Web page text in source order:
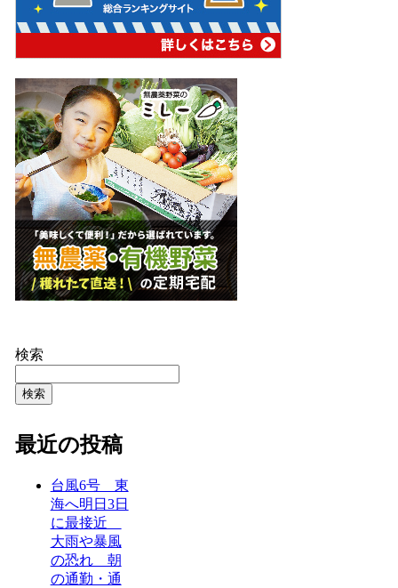
検索
検索
最近の投稿
台風6号 東
海へ明日3日
に最接近
大雨や暴風
の恐れ 朝
の通勤・通